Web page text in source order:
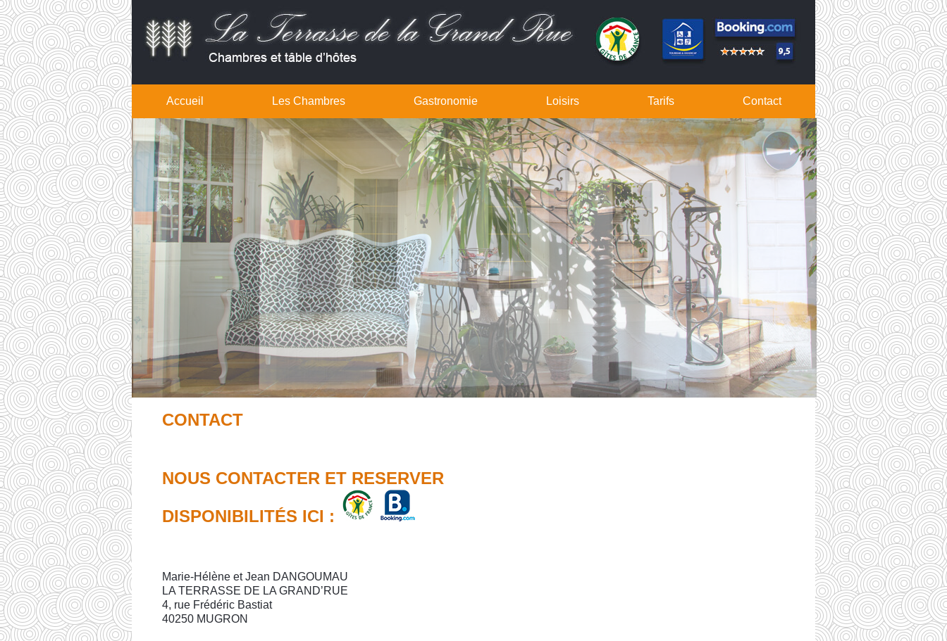
Accueil Les Chambres Gastronomie Loisirs Tarifs Contact
CONTACT
NOUS CONTACTER ET RESERVER
DISPONIBILITÉS ICI :
Marie-Hélène et Jean DANGOUMAU
LA TERRASSE DE LA GRAND’RUE
4, rue Frédéric Bastiat
40250 MUGRON